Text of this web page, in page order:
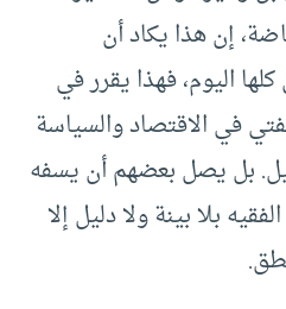
إن هذا يكاد أن
اليوم، فهذا يقرر في
في الاقتصاد والسياسة
بل يصل بعضهم أن يسفه
بلا بينة ولا دليل إلا